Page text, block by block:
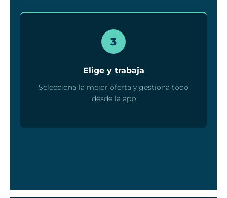
3
Elige y trabaja
Selecciona la mejor oferta y gestiona todo
desde la app